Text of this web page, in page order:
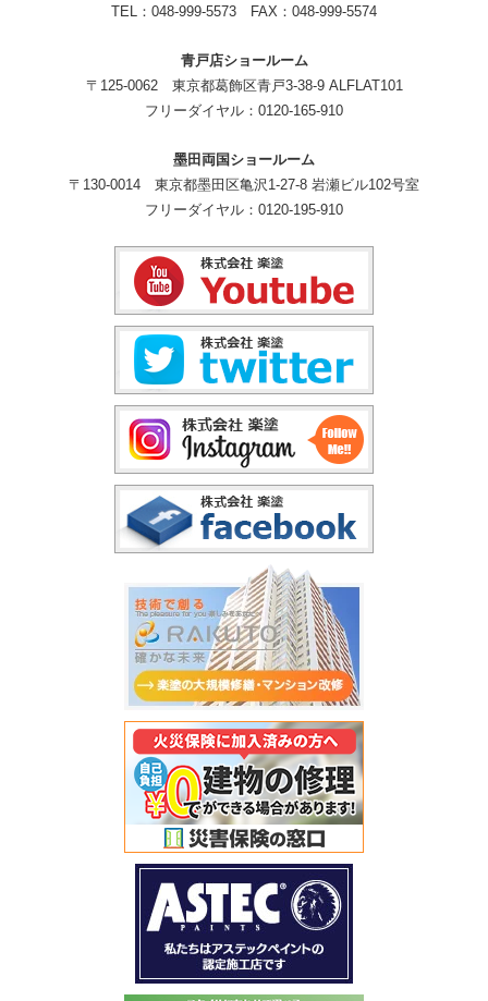
TEL：048-999-5573 FAX：048-999-5574
青戸店ショールーム
〒125-0062 東京都葛飾区青戸3-38-9 ALFLAT101
フリーダイヤル：0120-165-910
墨田両国ショールーム
〒130-0014 東京都墨田区亀沢1-27-8 岩瀬ビル102号室
フリーダイヤル：0120-195-910